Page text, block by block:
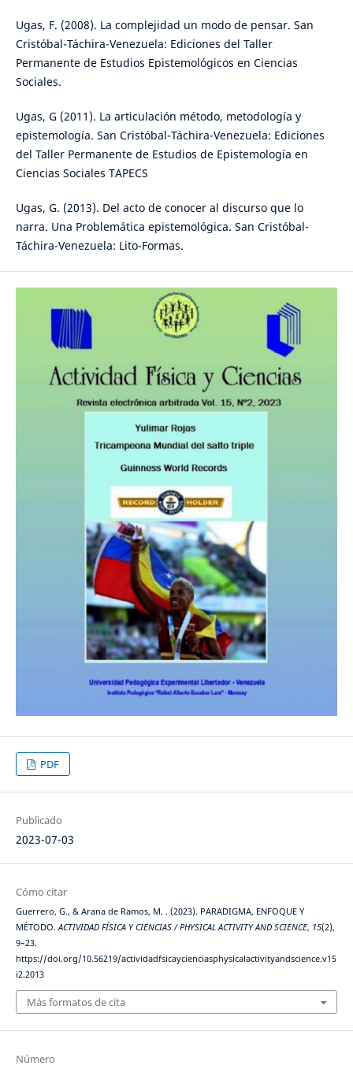
Ugas, F. (2008). La complejidad un modo de pensar. San
Cristóbal-Táchira-Venezuela: Ediciones del Taller
Permanente de Estudios Epistemológicos en Ciencias
Sociales.
Ugas, G (2011). La articulación método, metodología y
epistemología. San Cristóbal-Táchira-Venezuela: Ediciones
del Taller Permanente de Estudios de Epistemología en
Ciencias Sociales TAPECS
Ugas, G. (2013). Del acto de conocer al discurso que lo
narra. Una Problemática epistemológica. San Cristóbal-
Táchira-Venezuela: Lito-Formas.
PDF
Publicado
2023-07-03
Cómo citar
Guerrero, G., & Arana de Ramos, M. . (2023). PARADIGMA, ENFOQUE Y
MÉTODO.ACTIVIDAD FÍSICA Y CIENCIAS / PHYSICAL ACTIVITY AND SCIENCE, 15(2),
9–23.
https://doi.org/10.56219/actividadfsicaycienciasphysicalactivityandscience.v15
i2.2013
Más formatos de cita
Número